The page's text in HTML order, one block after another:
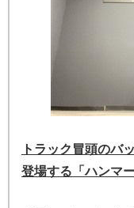
トラック冒頭のバ
登場する「ハンマ